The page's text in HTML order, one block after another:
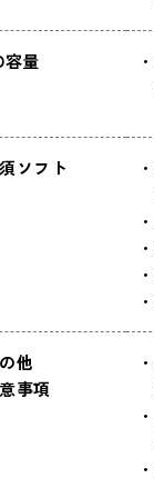
容量
ソフト
他
事項